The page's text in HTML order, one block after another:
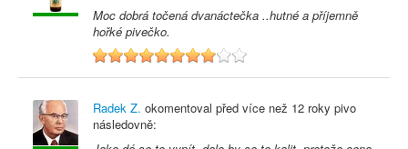
Moc dobrá točená dvanáctečka ..hutné a příjemně
hořké pivečko.
8
Radek Z. okomentoval před více než 12 roky pivo
následovně: